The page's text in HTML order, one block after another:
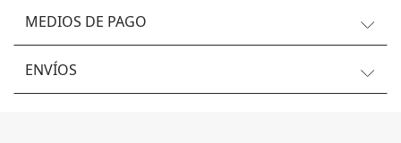
MEDIOS DE PAGO
ENVÍOS